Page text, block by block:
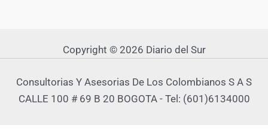
Copyright © 2026 Diario del Sur
Consultorias Y Asesorias De Los Colombianos S A S
CALLE 100 # 69 B 20 BOGOTA - Tel: (601)6134000